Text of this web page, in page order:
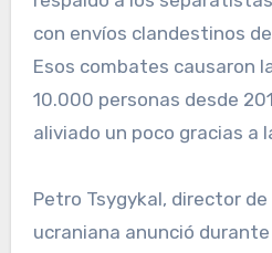
con envíos clandestinos
Esos combates causaron
10.000 personas desde
aliviado un poco gracias a
Petro Tsygykal, director
ucraniana anunció